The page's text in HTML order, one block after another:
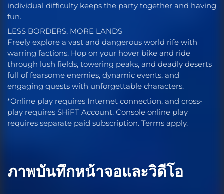
individual difficulty keeps the party together and having
fun.
LESS BORDERS, MORE LANDS
Freely explore a vast and dangerous world rife with
warring factions. Hop on your hover bike and ride
through lush fields, towering peaks, and deadly deserts
full of fearsome enemies, dynamic events, and
engaging quests with unforgettable characters.
*Online play requires Internet connection, and cross-
play requires SHiFT Account. Console online play
requires separate paid subscription. Terms apply.
ภาพบันทึกหน้าจอและวิดีโอ